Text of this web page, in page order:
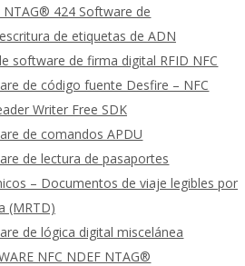
NTAG® 424 Software de
de etiquetas de ADN
software de firma digital RFID NFC
de código fuente Desfire – NFC
Writer Free SDK
de comandos APDU
de lectura de pasaportes
– Documentos de viaje legibles por
(MRTD)
de lógica digital miscelánea
NFC NDEF NTAG®